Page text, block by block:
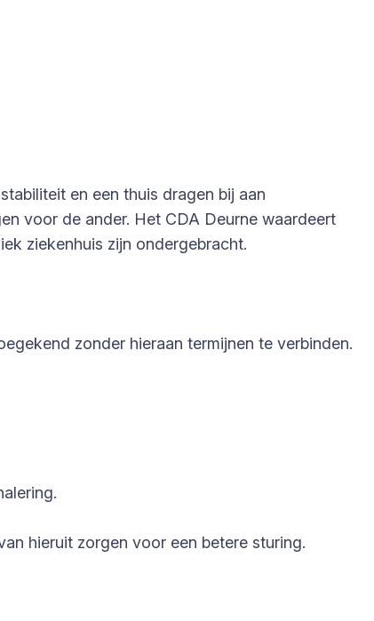
en een thuis dragen bij aan
voor de ander. Het CDA Deurne waardeert
ziekenhuis zijn ondergebracht.
zonder hieraan termijnen te verbinden.
hieruit zorgen voor een betere sturing.